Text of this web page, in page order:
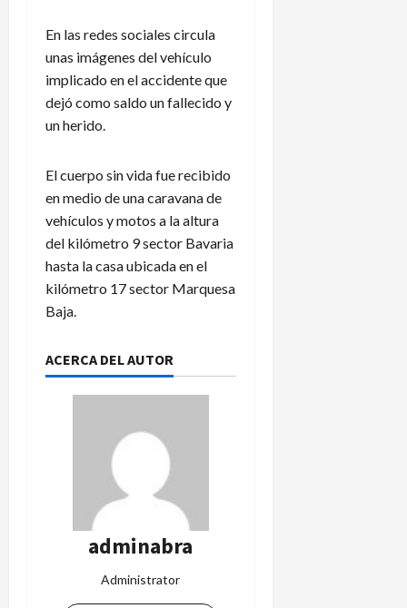
En las redes sociales circula
unas imágenes del vehículo
implicado en el accidente que
dejó como saldo un fallecido y
un herido.
El cuerpo sin vida fue recibido
en medio de una caravana de
vehículos y motos a la altura
del kilómetro 9 sector Bavaria
hasta la casa ubicada en el
kilómetro 17 sector Marquesa
Baja.
ACERCA DEL AUTOR
adminabra
Administrator